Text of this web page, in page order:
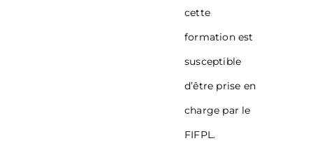
cette
formation est
susceptible
d’être prise en
charge par le
FIFPL.